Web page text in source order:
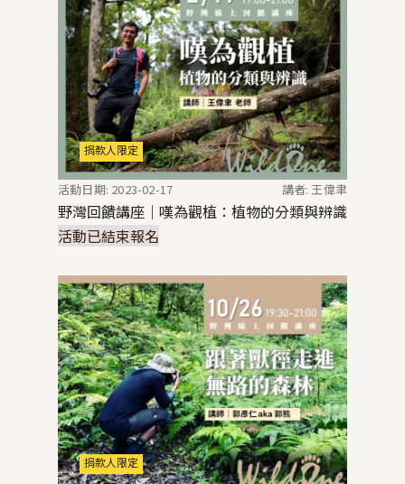
捐款人限定
活動日期: 2023-02-17 講者: 王偉聿
野灣回饋講座｜嘆為觀植：植物的分類與辨識
活動已結束報名
捐款人限定